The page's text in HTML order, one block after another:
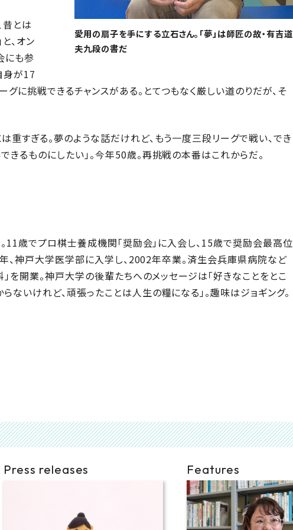
愛用の扇子を手にする立石さん。「夢」は師匠の故・有吉道
夫九段の書だ
昔とは
、オン
にも参
身が17
に挑戦できるチャンスがある。とてつもなく厳しい道のりだが、そ
重すぎる。夢のような話だけれど、もう一度三段リーグで戦い、でき
るものにしたい」。今年50歳。再挑戦の本番はこれからだ。
歳でプロ棋士養成機関「奨励会」に入会し、15歳で奨励会最高位
、神戸大学医学部に入学し、2002年卒業。済生会兵庫県病院など
を開業。神戸大学の後輩たちへのメッセージは「好きなことをとこ
ないけれど、頑張ったことは人生の糧になる」。趣味はジョギング。
Press releases Features